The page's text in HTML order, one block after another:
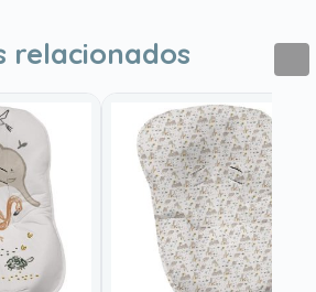
relacionados
producto
tiene
múltiples
variantes.
opciones